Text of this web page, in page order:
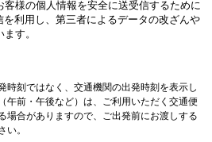
客様の個人情報を安全に送受信するために
を利用し、第三者によるデータの改ざんや
す。
時刻ではなく、交通機関の出発時刻を表示し
午前・午後など）は、ご利用いただく交通便
場合がありますので、ご出発前にお渡しする
い。